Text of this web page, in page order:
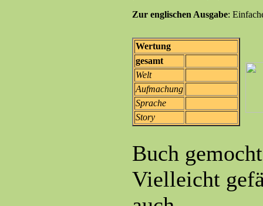
Zur englischen Ausgabe:
Wertung
gesamt
Welt
Aufmachung
Sprache
Story
Buch
Vielleicht